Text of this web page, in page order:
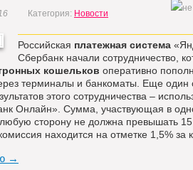
Категория: Новости
Российская платежная система
Сбербанк начали сотрудничество,
кошельков оперативно
терминалы и банкоматы. Еще один
этого сотрудничества –
Онлайн». Сумма, участвующая в
сторону не должна превышать 15
находится на отметке 1,5% за
→